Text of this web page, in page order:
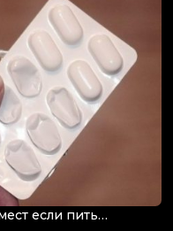
если пить…